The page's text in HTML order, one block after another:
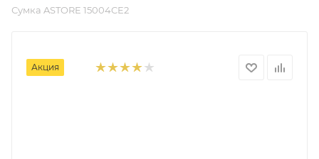
Сумка ASTORE 15004CE2
Акция